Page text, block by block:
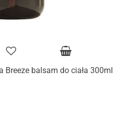
Breeze balsam do ciała 300ml